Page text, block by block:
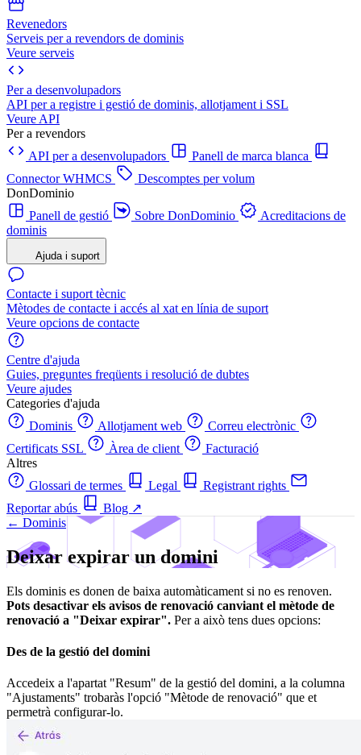
Revenedors
Serveis per a revendors de dominis
Veure serveis
Per a desenvolupadors
API per a registre i gestió de dominis, allotjament i SSL
Veure API
Per a revendors
API per a desenvolupadors
Panell de marca blanca
Connector WHMCS
Descomptes per volum
DonDominio
Panell de gestió
Sobre DonDominio
Acreditacions de
dominis
Ajuda i suport
Contacte i suport tècnic
Mètodes de contacte i accés al xat en línia de suport
Veure opcions de contacte
Centre d'ajuda
Guies, preguntes freqüents i resolució de dubtes
Veure ajudes
Categories d'ajuda
Dominis
Allotjament web
Correu electrònic
Certificats SSL
Àrea de client
Facturació
Altres
Glossari de termes
Legal
Registrant rights
Reportar abús
Blog ↗
← Dominis
Deixar expirar un domini
Els dominis es donen de baixa automàticament si no es renoven.
Pots desactivar els avisos de renovació canviant el mètode de
renovació a "Deixar expirar". Per a això tens dues opcions:
Des de la gestió del domini
Accedeix a l'apartat "Resum" de la gestió del domini, a la columna
"Ajustaments" trobaràs l'opció "Mètode de renovació" que et
permetrà configurar-lo.